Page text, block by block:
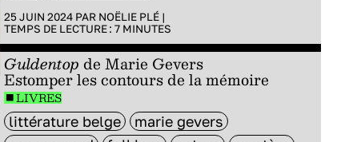
25 JUIN 2024 PAR NOËLIE PLÉ|
TEMPS DE LECTURE : 7MINUTES
Guldentop de Marie Gevers
Estomper les contours de la mémoire
LIVRES
littérature belge
marie gevers